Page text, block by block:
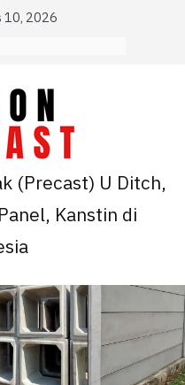
10, 2026
(Precast) U Ditch,
Kanstin di